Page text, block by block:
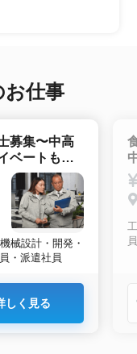
。
ます。その後希
お仕事
募集〜中高
ベートも充
械設計・開発・
・派遣社員
しく見る